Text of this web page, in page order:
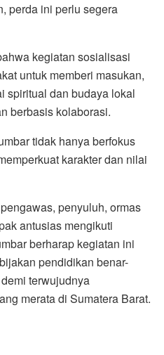
perda ini perlu segera
kegiatan sosialisasi
untuk memberi masukan,
spiritual dan budaya lokal
berbasis kolaborasi.
tidak hanya berfokus
karakter dan nilai
penyuluh, ormas
antusias mengikuti
berharap kegiatan ini
pendidikan benar-
terwujudnya
merata di Sumatera Barat.